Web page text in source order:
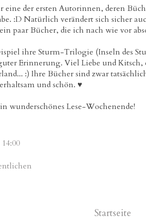
eine der ersten Autorinnen, deren
:D Natürlich verändert sich sicher
paar Bücher, die ich nach wie vor
ihre Sturm-Trilogie (Inseln des
Erinnerung. Viel Liebe und Kitsch,
:) Ihre Bücher sind zwar
und schön. ♥
wunderschönes Lese-Wochenende!
Startseite